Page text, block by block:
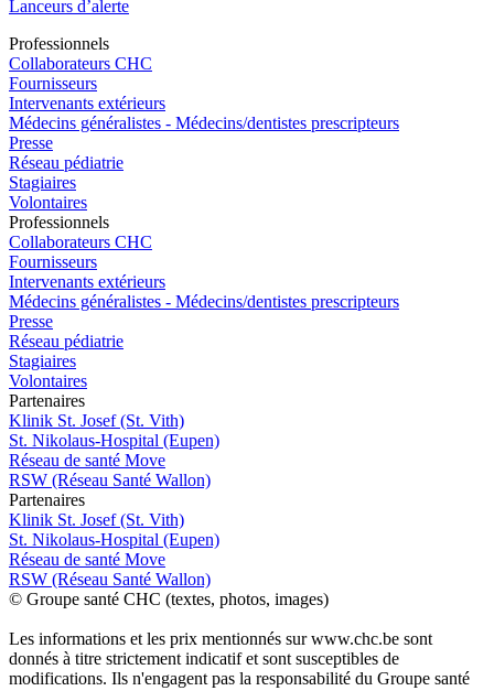
Lanceurs d’alerte
Professionnels
Collaborateurs CHC
Fournisseurs
Intervenants extérieurs
Médecins généralistes - Médecins/dentistes prescripteurs
Presse
Réseau pédiatrie
Stagiaires
Volontaires
Professionnels
Collaborateurs CHC
Fournisseurs
Intervenants extérieurs
Médecins généralistes - Médecins/dentistes prescripteurs
Presse
Réseau pédiatrie
Stagiaires
Volontaires
Partenaires
Klinik St. Josef (St. Vith)
St. Nikolaus-Hospital (Eupen)
Réseau de santé Move
RSW (Réseau Santé Wallon)
Partenaires
Klinik St. Josef (St. Vith)
St. Nikolaus-Hospital (Eupen)
Réseau de santé Move
RSW (Réseau Santé Wallon)
© Groupe santé CHC (textes, photos, images)
Les informations et les prix mentionnés sur www.chc.be sont
donnés à titre strictement indicatif et sont susceptibles de
modifications. Ils n'engagent pas la responsabilité du Groupe santé